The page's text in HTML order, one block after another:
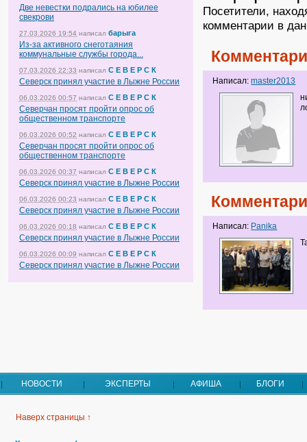
Две невестки подрались на юбилее
свекрови
27.03.2026 19:54 написал барыга
Из-за активного снеготаяния
коммунальные службы города...
07.03.2026 22:33 написал С Е В Е Р С К
Северск принял участие в Лыжне России
06.03.2026 00:57 написал С Е В Е Р С К
Северчан просят пройти опрос об
общественном транспорте
06.03.2026 00:52 написал С Е В Е Р С К
Северчан просят пройти опрос об
общественном транспорте
06.03.2026 00:37 написал С Е В Е Р С К
Северск принял участие в Лыжне России
06.03.2026 00:23 написал С Е В Е Р С К
Северск принял участие в Лыжне России
06.03.2026 00:18 написал С Е В Е Р С К
Северск принял участие в Лыжне России
06.03.2026 00:09 написал С Е В Е Р С К
Северск принял участие в Лыжне России
Посетители,
комментарии в
Написал:master2013
Написал: Panika
НОВОСТИ ЭКСПЕРТЫ АФИША БЛОГИ
Наверх страницы ↑